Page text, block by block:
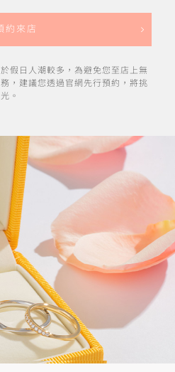
約來店
假日人潮較多，為避免您至店上無
，建議您透過官網先行預約，將挑
。